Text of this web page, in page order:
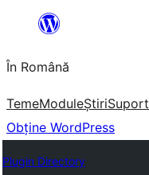
conținut
În Română
TemeModuleȘtiriSuport
Obține WordPress
Plugin Directory